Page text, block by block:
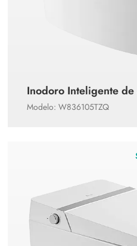
Inodoro Inteligente de
Modelo: W836105TZQ